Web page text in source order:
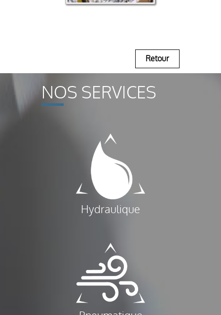
Retour
NOS SERVICES
Hydraulique